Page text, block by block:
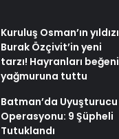
Kuruluş Osman’ın yıldızı
Burak Özçivit’in yeni
tarzı! Hayranları beğeni
yağmuruna tuttu
Batman’da Uyuşturucu
Operasyonu: 9 Şüpheli
Tutuklandı